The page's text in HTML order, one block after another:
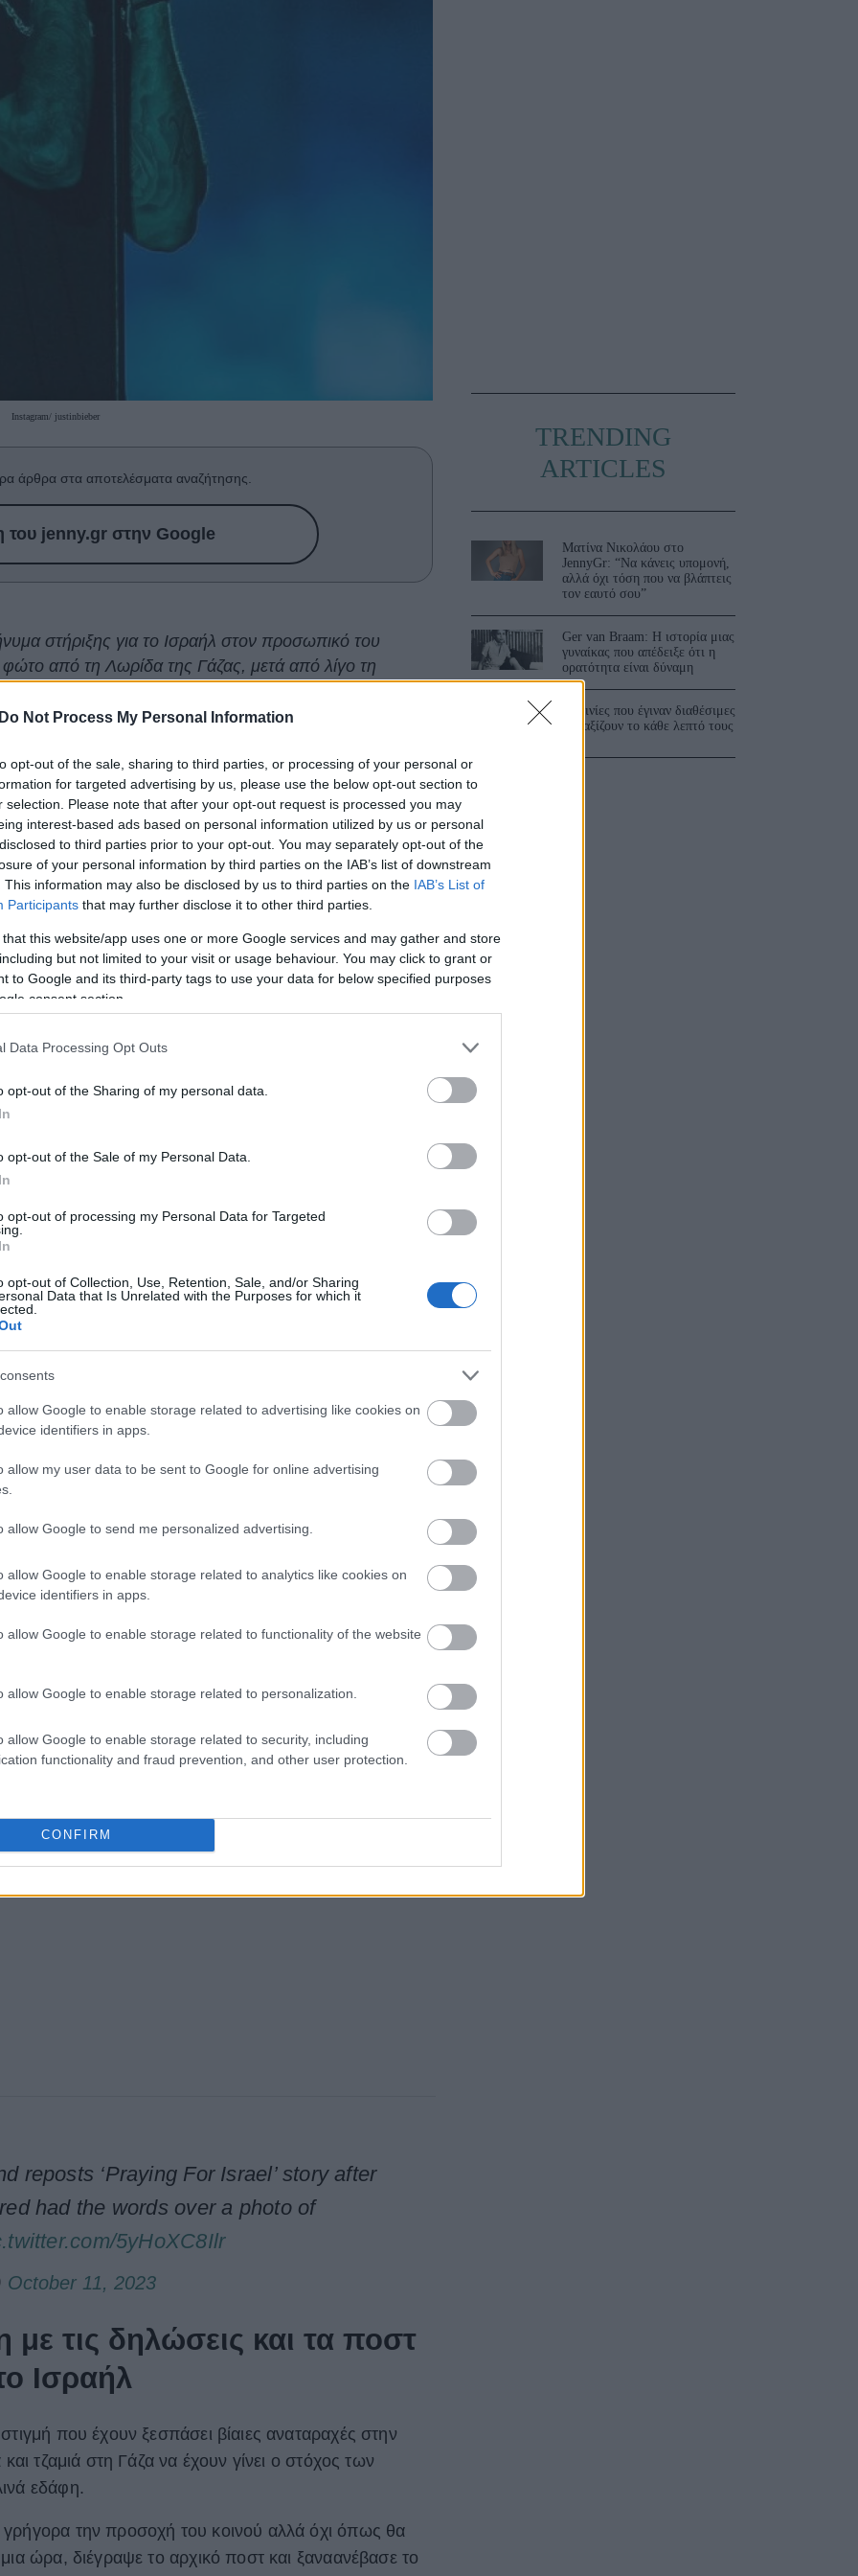
Do Not Process My Personal Information
opt-out of the sale, sharing to third parties, or processing of your personal or
for targeted advertising by us, please use the below opt-out section to
selection. Please note that after your opt-out request is processed you may
interest-based ads based on personal information utilized by us or personal
to third parties prior to your opt-out. You may separately opt-out of the
of your personal information by third parties on the IAB’s list of downstream
This information may also be disclosed by us to third parties on the IAB’s List of
Participants that may further disclose it to other third parties.
that this website/app uses one or more Google services and may gather and store
but not limited to your visit or usage behaviour. You may click to grant or
to Google and its third-party tags to use your data for below specified purposes
consent section.
Data Processing Opt Outs
opt-out of the Sharing of my personal data.
opt-out of the Sale of my Personal Data.
opt-out of processing my Personal Data for Targeted
opt-out of Collection, Use, Retention, Sale, and/or Sharing
Data that Is Unrelated with the Purposes for which it
allow Google to enable storage related to advertising like cookies on
identifiers in apps.
allow my user data to be sent to Google for online advertising
allow Google to send me personalized advertising.
allow Google to enable storage related to analytics like cookies on
identifiers in apps.
allow Google to enable storage related to functionality of the website
allow Google to enable storage related to personalization.
allow Google to enable storage related to security, including
functionality and fraud prevention, and other user protection.
CONFIRM
Instagram/ justinbieber
άρθρα στα αποτελέσματα αναζήτησης.
του jenny.gr στην Google
στήριξης για το Ισραήλ στον προσωπικό του
από τη Λωρίδα της Γάζας, μετά από λίγο τη
λήξει. O Μπενιαμίν Νετανιάχου απευθυνόμενος
μέρες είπε: «είμαστε σε πόλεμο, όχι σε μια
να δείξει ότι αυτή η επίθεση, που μέχρι στιγμής έχει
από δεκάδες άλλες. Κι ενώ συμβαίνουν αυτά και μιλάμε
δέχτηκε ποτέ το Ισραήλ από την πλευρά της Χαμάς
είναι οι celebrities που επιχειρούν να πάρουν
, ο οποίος βρέθηκε στο στόχαστρο των χρηστών
αφού φαίνεται να τοποθετείται χωρίς να
και την κατάσταση που επικρατεί.
πάντα για την ασφάλεια των αθώων
στήριξης για το Ισραήλ στον προσωπικό του
από την καταστροφή στη Λωρίδα της Γάζας.
for Israel", προκάλεσε αρνητική κριτική τόσο από
κόσμο. Ας τα πάρουμε όμως με τη σειρά!
reposts ‘Praying For Israel’ story after
had the words over a photo of
5yHoXC8Ilr
October 11, 2023
με τις δηλώσεις και τα ποστ
Ισραήλ
που έχουν ξεσπάσει βίαιες αναταραχές στην
τζαμιά στη Γάζα να έχουν γίνει ο στόχος των
εδάφη.
την προσοχή του κοινού αλλά όχι όπως θα
ώρα, διέγραψε το αρχικό ποστ και ξαναανέβασε το
TRENDING
ARTICLES
Ματίνα Νικολάου στο
JennyGr: “Να κάνεις υπομονή,
αλλά όχι τόση που να βλάπτεις
τον εαυτό σου”
Ger van Braam: Η ιστορία μιας
γυναίκας που απέδειξε ότι η
ορατότητα είναι δύναμη
3 ταινίες που έγιναν διαθέσιμες
και αξίζουν το κάθε λεπτό τους